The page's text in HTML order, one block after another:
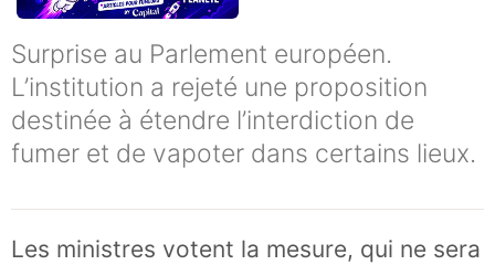
Surprise au Parlement européen.
L’institution a rejeté une proposition
destinée à étendre l’interdiction de
fumer et de vapoter dans certains lieux.
Les ministres votent la mesure, qui ne sera